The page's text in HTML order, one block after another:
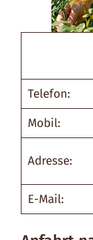
Telefon:
Mobil:
Adresse:
E-Mail: